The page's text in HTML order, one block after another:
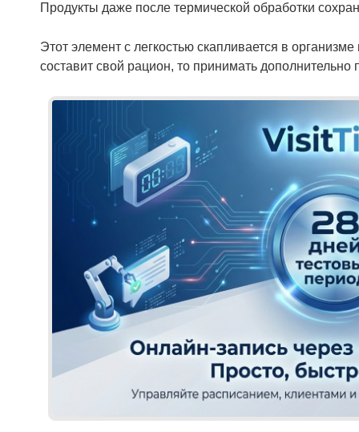
Продукты даже после термической обработки
Этот элемент с легкостью скапливается в
составит свой рацион, то принимать